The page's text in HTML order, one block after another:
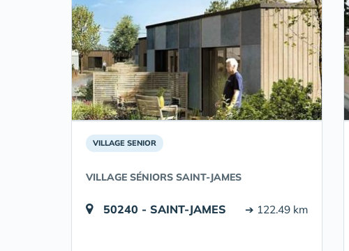
VILLAGE SENIOR
VILLAGE SÉNIORS SAINT-JAMES
50240 - SAINT-JAMES ➔ 122.49 km